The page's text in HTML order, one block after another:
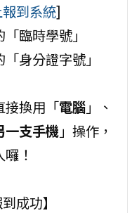
到系統]
臨時學號」
身分證字號」
接換用「電腦」、
一支手機」操作，
！
成功】